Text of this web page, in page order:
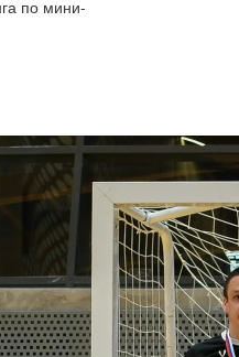
по мини-